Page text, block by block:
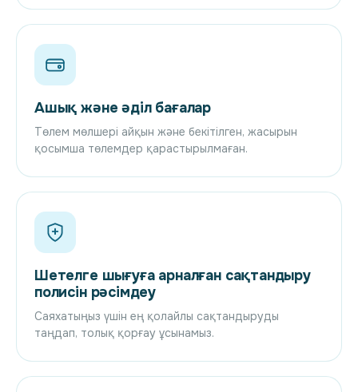
Ашық және әділ бағалар
Төлем мөлшері айқын және бекітілген, жасырын
қосымша төлемдер қарастырылмаған.
Шетелге шығуға арналған сақтандыру
полисін рәсімдеу
Саяхатыңыз үшін ең қолайлы сақтандыруды
таңдап, толық қорғау ұсынамыз.